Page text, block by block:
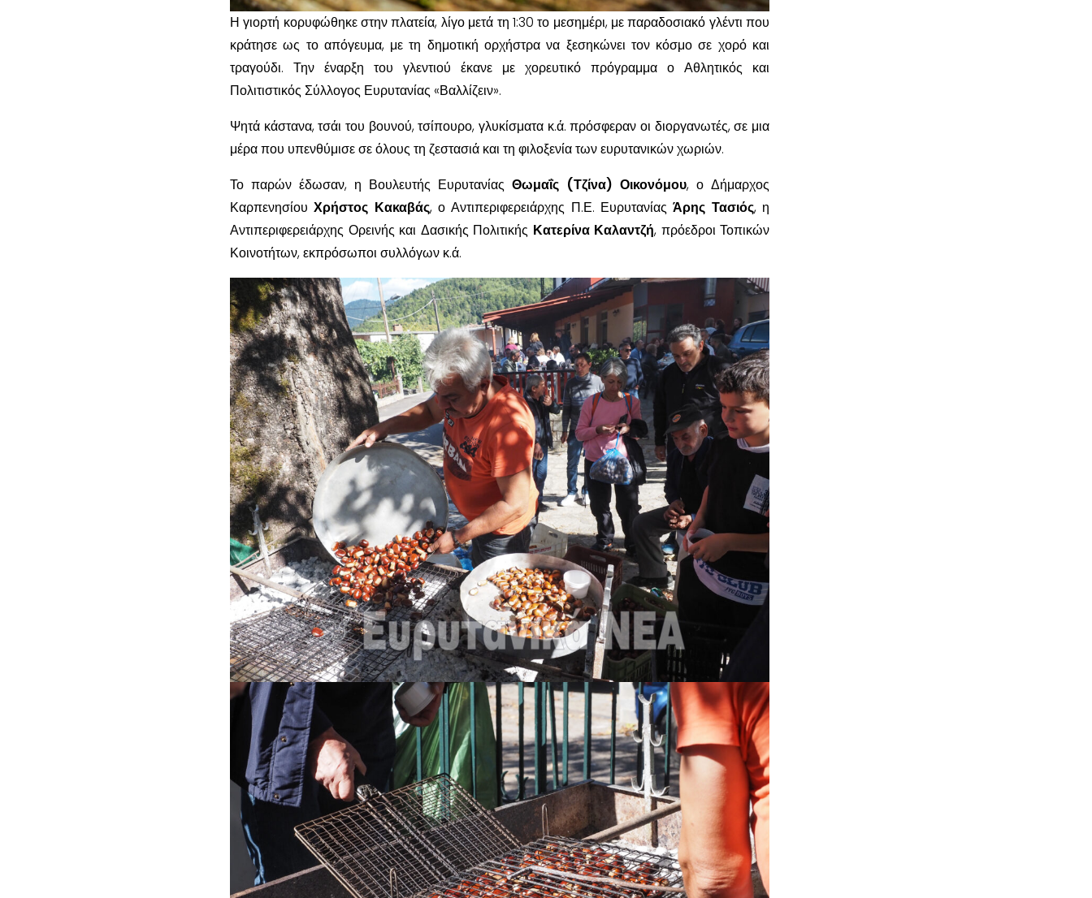
Η γιορτή κορυφώθηκε στην πλατεία, λίγο μετά τη 1:30 το μεσημέρι, με παραδοσιακό γλέντι που
κράτησε ως το απόγευμα, με τη δημοτική ορχήστρα να ξεσηκώνει τον κόσμο σε χορό και
τραγούδι. Την έναρξη του γλεντιού έκανε με χορευτικό πρόγραμμα ο Αθλητικός και
Πολιτιστικός Σύλλογος Ευρυτανίας «Βαλλίζειν».
Ψητά κάστανα, τσάι του βουνού, τσίπουρο, γλυκίσματα κ.ά. πρόσφεραν οι διοργανωτές, σε μια
μέρα που υπενθύμισε σε όλους τη ζεστασιά και τη φιλοξενία των ευρυτανικών χωριών.
Το παρών έδωσαν, η Βουλευτής Ευρυτανίας Θωμαΐς (Τζίνα) Οικονόμου, ο Δήμαρχος
ΚαρπενησίουΧρήστος Κακαβάς, ο Αντιπεριφερειάρχης Π.Ε. ΕυρυτανίαςΆρης Τασιός, η
Αντιπεριφερειάρχης Ορεινής και Δασικής Πολιτικής Κατερίνα Καλαντζή, πρόεδροι Τοπικών
Κοινοτήτων, εκπρόσωποι συλλόγων κ.ά.